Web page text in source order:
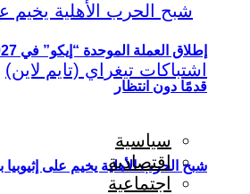
شبح الحرب الأهلية يخيم على إثيوبيا
قدمًا دون انتظار
سياسية
اقتصادية
اجتماعية